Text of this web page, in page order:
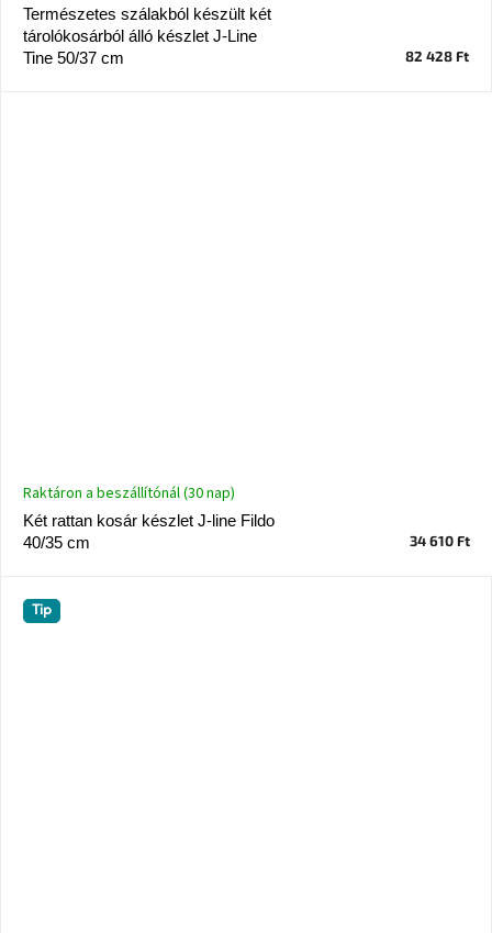
Természetes szálakból készült két
tárolókosárból álló készlet J-Line
Tine 50/37 cm
82 428 Ft
Két rattan kosár készlet J-line Fildo
40/35 cm
Raktáron a beszállítónál (30 nap)
34 610 Ft
Tip